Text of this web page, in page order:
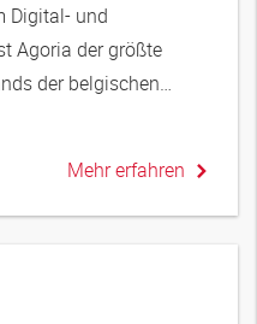
Digital- und
Agoria der größte
der belgischen
Mehr erfahren